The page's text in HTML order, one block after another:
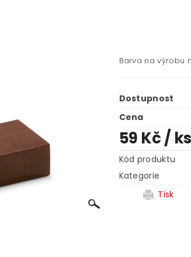
Barva na výrobu
Dostupnost
Cena
59 Kč/ ks
Kód produktu
Kategorie
Tisk